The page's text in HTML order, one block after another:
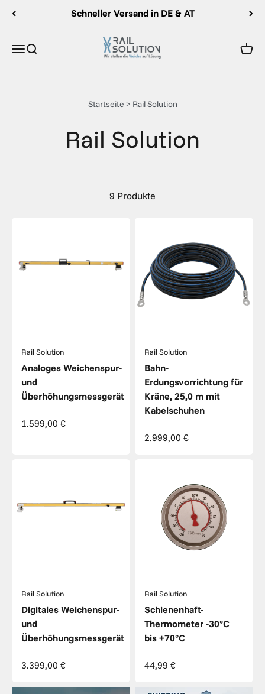
Zum Inhalt springen
Schneller Versand in DE & AT
MenüSuche Rail Solution
Startseite > Rail Solution
9 Produkte
Rail Solution
Analoges Weichenspur-
und
Überhöhungsmessgerät
Angebot
1.599,00 €
Rail Solution
Bahn-
Erdungsvorrichtung für
Kräne, 25,0 m mit
Kabelschuhen
Angebot
2.999,00 €
Rail Solution
Digitales Weichenspur-
und
Überhöhungsmessgerät
Angebot
3.399,00 €
Rail Solution
Schienenhaft-
Thermometer -30°C
bis +70°C
Angebot
44,99 €